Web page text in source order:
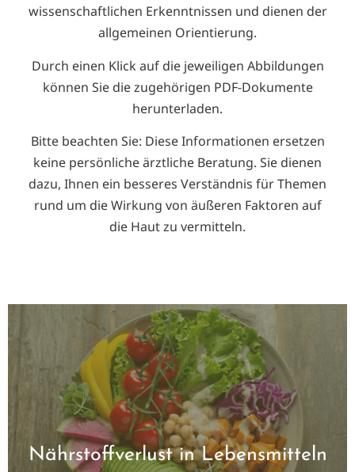
wissenschaftlichen Erkenntnissen und dienen der
allgemeinen Orientierung.
Durch einen Klick auf die jeweiligen Abbildungen
können Sie die zugehörigen PDF-Dokumente
herunterladen.
Bitte beachten Sie: Diese Informationen ersetzen
keine persönliche ärztliche Beratung. Sie dienen
dazu, Ihnen ein besseres Verständnis für Themen
rund um die Wirkung von äußeren Faktoren auf
die Haut zu vermitteln.
Nährstoffverlust in Lebensmitteln